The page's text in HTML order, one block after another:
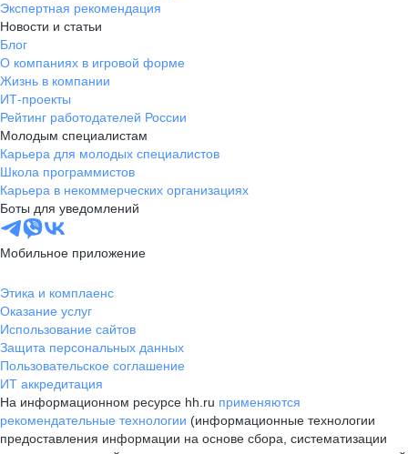
Экспертная рекомендация
Новости и статьи
Блог
О компаниях в игровой форме
Жизнь в компании
ИТ-проекты
Рейтинг работодателей России
Молодым специалистам
Карьера для молодых специалистов
Школа программистов
Карьера в некоммерческих организациях
Боты для уведомлений
Мобильное приложение
Этика и комплаенс
Оказание услуг
Использование сайтов
Защита персональных данных
Пользовательское соглашение
ИТ аккредитация
На информационном ресурсе hh.ru применяются
рекомендательные технологии (информационные технологии
предоставления информации на основе сбора, систематизации